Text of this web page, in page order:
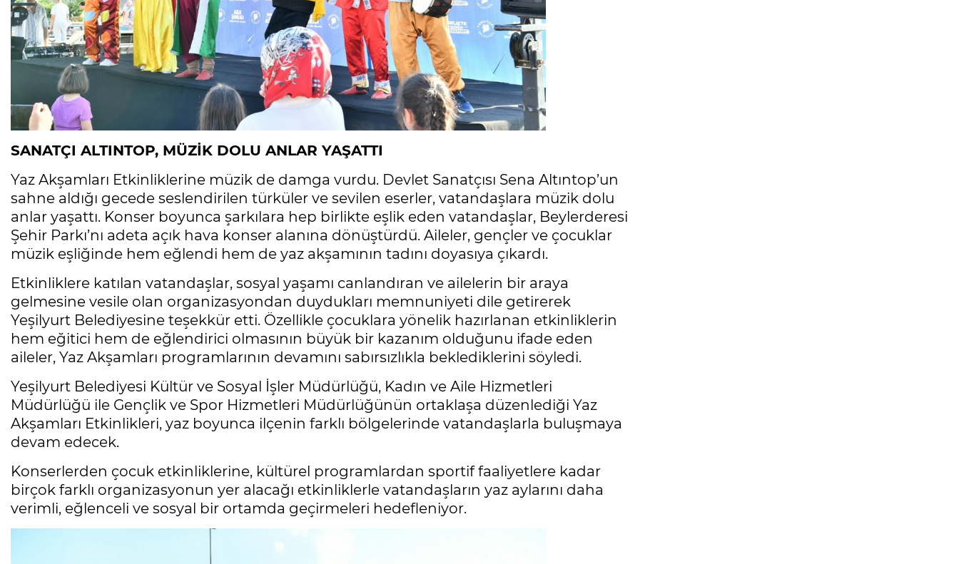
SANATÇI ALTINTOP, MÜZİK DOLU ANLAR YAŞATTI
Yaz Akşamları Etkinliklerine müzik de damga vurdu. Devlet Sanatçısı Sena Altıntop’un
sahne aldığı gecede seslendirilen türküler ve sevilen eserler, vatandaşlara müzik dolu
anlar yaşattı. Konser boyunca şarkılara hep birlikte eşlik eden vatandaşlar, Beylerderesi
Şehir Parkı’nı adeta açık hava konser alanına dönüştürdü. Aileler, gençler ve çocuklar
müzik eşliğinde hem eğlendi hem de yaz akşamının tadını doyasıya çıkardı.
Etkinliklere katılan vatandaşlar, sosyal yaşamı canlandıran ve ailelerin bir araya
gelmesine vesile olan organizasyondan duydukları memnuniyeti dile getirerek
Yeşilyurt Belediyesine teşekkür etti. Özellikle çocuklara yönelik hazırlanan etkinliklerin
hem eğitici hem de eğlendirici olmasının büyük bir kazanım olduğunu ifade eden
aileler, Yaz Akşamları programlarının devamını sabırsızlıkla beklediklerini söyledi.
Yeşilyurt Belediyesi Kültür ve Sosyal İşler Müdürlüğü, Kadın ve Aile Hizmetleri
Müdürlüğü ile Gençlik ve Spor Hizmetleri Müdürlüğünün ortaklaşa düzenlediği Yaz
Akşamları Etkinlikleri, yaz boyunca ilçenin farklı bölgelerinde vatandaşlarla buluşmaya
devam edecek.
Konserlerden çocuk etkinliklerine, kültürel programlardan sportif faaliyetlere kadar
birçok farklı organizasyonun yer alacağı etkinliklerle vatandaşların yaz aylarını daha
verimli, eğlenceli ve sosyal bir ortamda geçirmeleri hedefleniyor.